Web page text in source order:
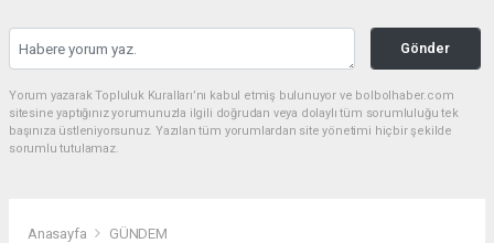
Gönder
Yorum yazarak Topluluk Kuralları’nı kabul etmiş bulunuyor ve bolbolhaber.com
sitesine yaptığınız yorumunuzla ilgili doğrudan veya dolaylı tüm sorumluluğu tek
başınıza üstleniyorsunuz. Yazılan tüm yorumlardan site yönetimi hiçbir şekilde
sorumlu tutulamaz.
Anasayfa GÜNDEM